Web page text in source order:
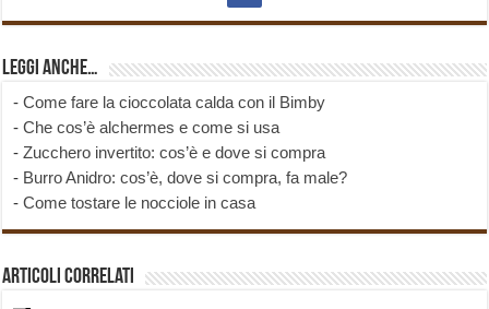
Leggi anche…
-Come fare la cioccolata calda con il Bimby
-Che cos’è alchermes e come si usa
-Zucchero invertito: cos’è e dove si compra
- Burro Anidro: cos’è, dove si compra, fa male?
-Come tostare le nocciole in casa
Articoli correlati